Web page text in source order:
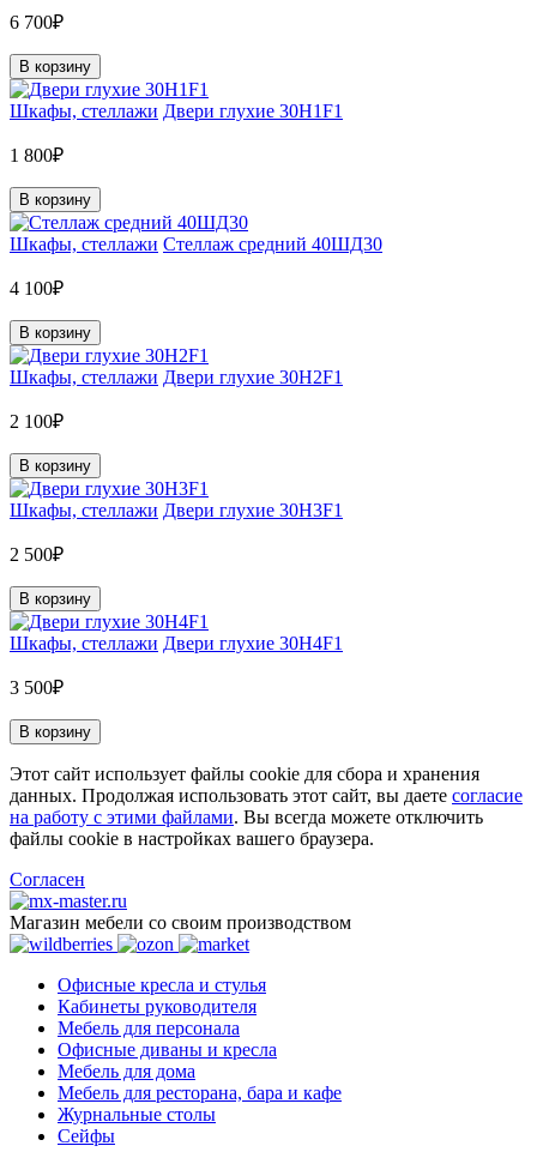
6 700₽
В корзину
Шкафы, стеллажи Двери глухие 30H1F1
1 800₽
В корзину
Шкафы, стеллажи Стеллаж средний 40ШД30
4 100₽
В корзину
Шкафы, стеллажи Двери глухие 30H2F1
2 100₽
В корзину
Шкафы, стеллажи Двери глухие 30H3F1
2 500₽
В корзину
Шкафы, стеллажи Двери глухие 30H4F1
3 500₽
В корзину
Этот сайт использует файлы cookie для сбора и хранения
данных. Продолжая использовать этот сайт, вы даете согласие
на работу с этими файлами. Вы всегда можете отключить
файлы cookie в настройках вашего браузера.
Согласен
Магазин мебели со своим производством
Офисные кресла и стулья
Кабинеты руководителя
Мебель для персонала
Офисные диваны и кресла
Мебель для дома
Мебель для ресторана, бара и кафе
Журнальные столы
Сейфы